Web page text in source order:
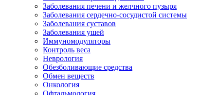
Заболевания печени и желчного пузыря
Заболевания сердечно-сосудистой системы
Заболевания суставов
Заболевания ушей
Иммуномодуляторы
Контроль веса
Неврология
Обезболивающие средства
Обмен веществ
Онкология
Офтальмология